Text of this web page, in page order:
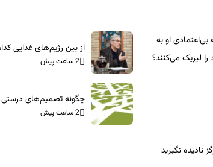
او به
لیزیک می‌کنند؟
از بین رژیم‌های غذایی
2 ساعت پیش
چگونه تصمیم‌های درستی
2 ساعت پیش
نادیده نگیرید